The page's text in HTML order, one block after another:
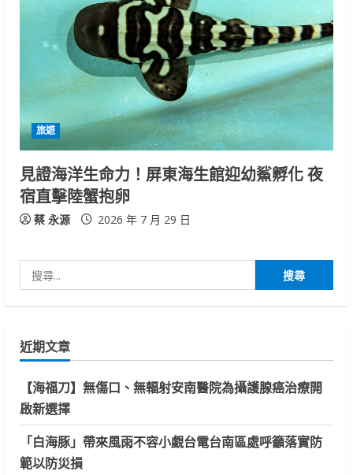
旅遊
見證海洋生命力！屏東海生館迎幼鯊孵化 夜
宿直擊陸蟹抱卵
蔡 永源 2026 年 7 月 29 日
尋
字:
近期文章
【海福刀】無傷口、無輻射安南醫院為攝護腺癌治療開
啟新選擇
「白海豚」帶來風雨不容小覷台電台南區處呼籲落實防
範以防災損